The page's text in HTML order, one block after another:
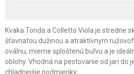
Kvaka Tonda a Colletto Viola je stredne
šťavnatou dužinou a atraktívnym
oválnu, mierne sploštenú buľvu a je
oblohy. Vhodná na pestovanie od jari do
chladnejšie podmienky.